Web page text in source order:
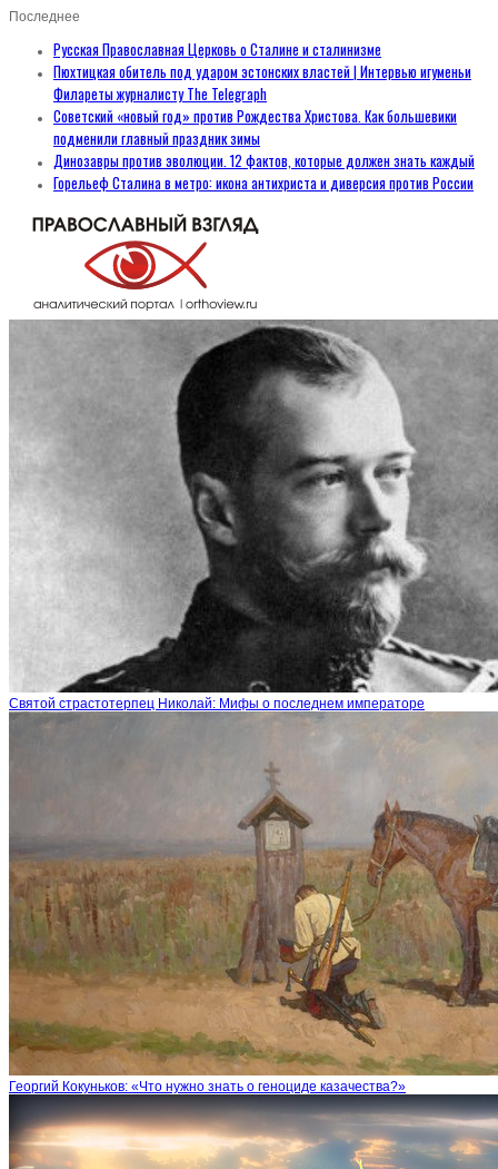
Последнее
Русская Православная Церковь о Сталине и сталинизме
Пюхтицкая обитель под ударом эстонских властей | Интервью игуменьи
Филареты журналисту The Telegraph
Советский «новый год» против Рождества Христова. Как большевики
подменили главный праздник зимы
Динозавры против эволюции. 12 фактов, которые должен знать каждый
Горельеф Сталина в метро: икона антихриста и диверсия против России
Святой страстотерпец Николай: Мифы о последнем императоре
Георгий Кокуньков: «Что нужно знать о геноциде казачества?»